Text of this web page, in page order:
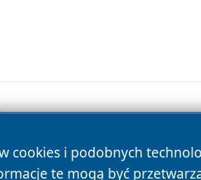
cookies i podobnych
te mogą być